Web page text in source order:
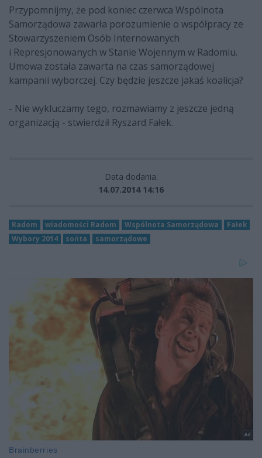
Przypomnijmy, że pod koniec czerwca Wspólnota
Samorządowa zawarła porozumienie o współpracy ze
Stowarzyszeniem Osób Internowanych
i Represjonowanych w Stanie Wojennym w Radomiu.
Umowa została zawarta na czas samorządowej
kampanii wyborczej. Czy będzie jeszcze jakaś koalicja?
- Nie wykluczamy tego, rozmawiamy z jeszcze jedną
organizacją - stwierdził Ryszard Fałek.
Data dodania:
14.07.2014 14:16
Radom wiadomości Radom Wspólnota Samorządowa
Fałek
Wybory 2014
sońta samorządowe